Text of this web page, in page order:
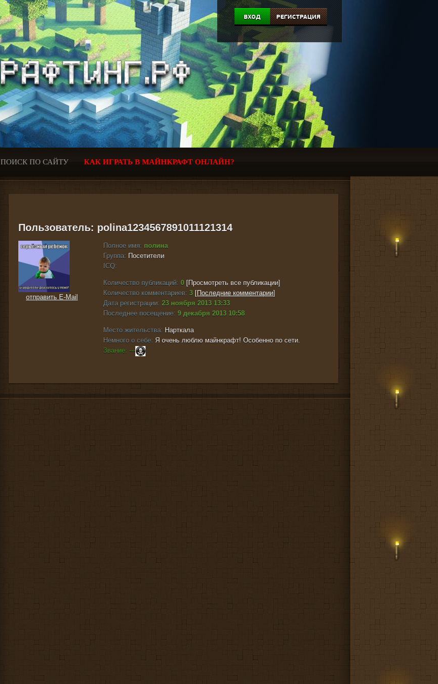
ВХОД РЕГИСТРАЦИЯ
ПОИСК ПО САЙТУ КАК ИГРАТЬ В МАЙНКРАФТ ОНЛАЙН?
Пользователь: polina1234567891011121314
отправить E-Mail
Полное имя: полина
Группа: Посетители
ICQ:
Количество публикаций: 0 [Просмотреть все публикации]
Количество комментариев: 3 [Последние комментарии]
Дата регистрации: 23 ноября 2013 13:33
Последнее посещение: 9 декабря 2013 10:58
Место жительства: Нарткала
Немного о себе: Я очень люблю майнкрафт! Особенно по сети.
Звание: ---